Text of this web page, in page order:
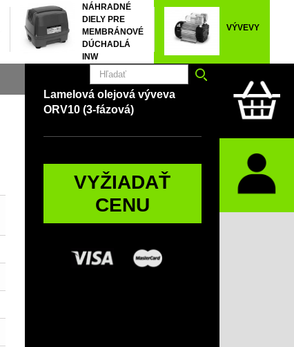
NÁHRADNÉ
DIELY PRE
MEMBRÁNOVÉ
DÚCHADLÁ
INW
VÝVEVY
Lamelová olejová výveva
ORV10 (3-fázová)
VYŽIADAŤ
CENU